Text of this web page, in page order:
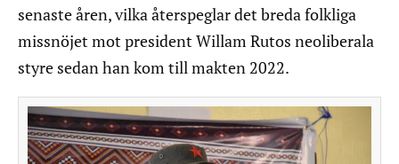
senaste åren, vilka återspeglar det breda folkliga
missnöjet mot president Willam Rutos neoliberala
styre sedan han kom till makten 2022.